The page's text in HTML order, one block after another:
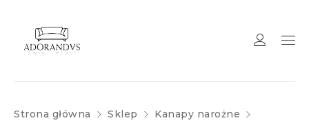
Strona główna Sklep
Kanapy narożne